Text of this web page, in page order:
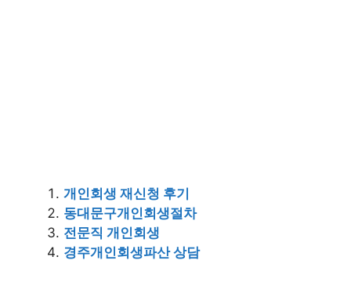
개인회생 재신청 후기
동대문구개인회생절차
전문직 개인회생
경주개인회생파산 상담